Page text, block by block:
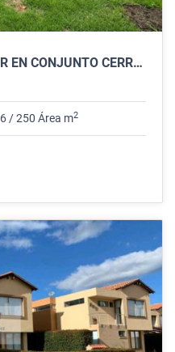
VENDO CASA UNI FAMILIAR EN CONJUNTO CERRADO EN CAJICA.
6 / 250 Área m2